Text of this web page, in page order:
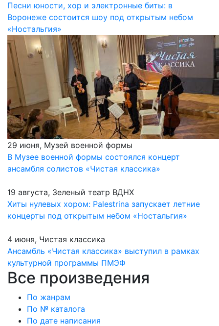
Песни юности, хор и электронные биты: в
Воронеже состоится шоу под открытым небом
«Ностальгия»
29 июня, Музей военной формы
В Музее военной формы состоялся концерт
ансамбля солистов «Чистая классика»
19 августа, Зеленый театр ВДНХ
Хиты нулевых хором: Palestrina запускает летние
концерты под открытым небом «Ностальгия»
4 июня, Чистая классика
Ансамбль «Чистая классика» выступил в рамках
культурной программы ПМЭФ
Все произведения
По жанрам
По № каталога
По дате написания